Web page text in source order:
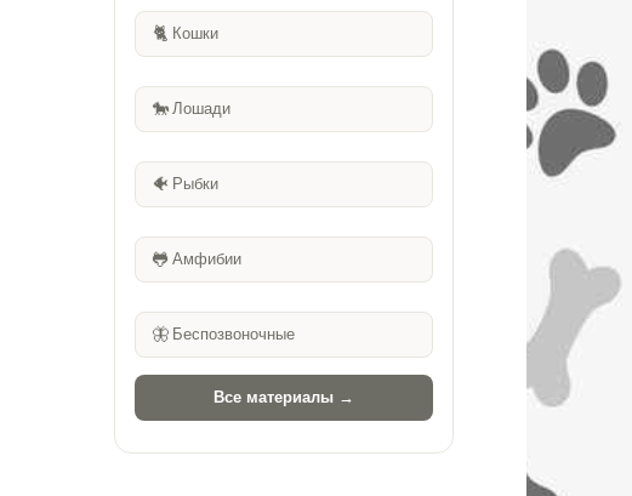
🐈 Кошки
🐎 Лошади
🐠 Рыбки
🐸 Амфибии
🦋 Беспозвоночные
Все материалы →